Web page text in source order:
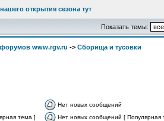
открытия сезона тут
Показать темы:
www.rgv.ru -> Сборища и тусовки
Нет новых сообщений
тема ]
Нет новых сообщений [ Популярная